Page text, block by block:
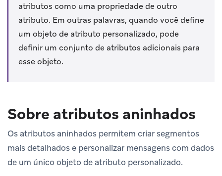
atributos como uma propriedade de outro
atributo. Em outras palavras, quando você define
um objeto de atributo personalizado, pode
definir um conjunto de atributos adicionais para
esse objeto.
Sobre atributos aninhados
Os atributos aninhados permitem criar segmentos
mais detalhados e personalizar mensagens com dados
de um único objeto de atributo personalizado.